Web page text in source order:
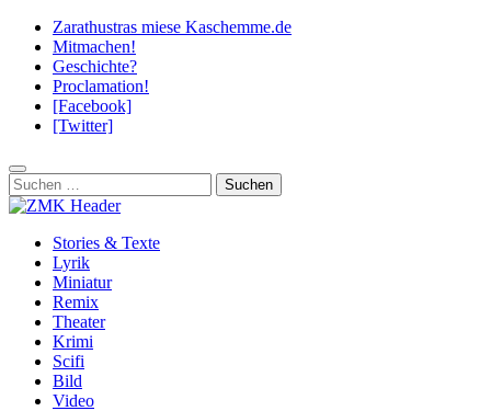
Zarathustras miese Kaschemme.de
Mitmachen!
Geschichte?
Proclamation!
[Facebook]
[Twitter]
Suchen
nach:
Stories & Texte
Lyrik
Miniatur
Remix
Theater
Krimi
Scifi
Bild
Video